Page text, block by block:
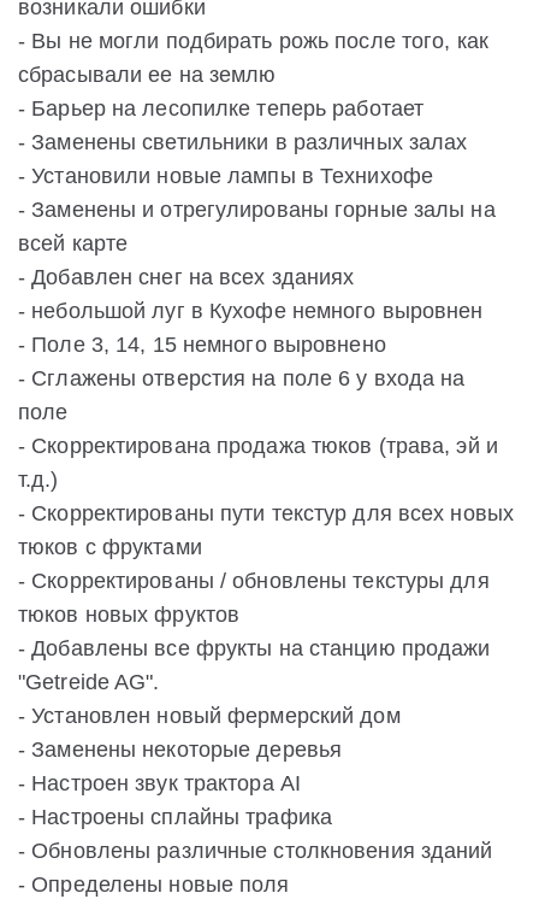
возникали ошибки
- Вы не могли подбирать рожь после того, как
сбрасывали ее на землю
- Барьер на лесопилке теперь работает
- Заменены светильники в различных залах
- Установили новые лампы в Технихофе
- Заменены и отрегулированы горные залы на
всей карте
- Добавлен снег на всех зданиях
- небольшой луг в Кухофе немного выровнен
- Поле 3, 14, 15 немного выровнено
- Сглажены отверстия на поле 6 у входа на
поле
- Скорректирована продажа тюков (трава, эй и
т.д.)
- Скорректированы пути текстур для всех новых
тюков с фруктами
- Скорректированы / обновлены текстуры для
тюков новых фруктов
- Добавлены все фрукты на станцию продажи
"Getreide AG".
- Установлен новый фермерский дом
- Заменены некоторые деревья
- Настроен звук трактора AI
- Настроены сплайны трафика
- Обновлены различные столкновения зданий
- Определены новые поля